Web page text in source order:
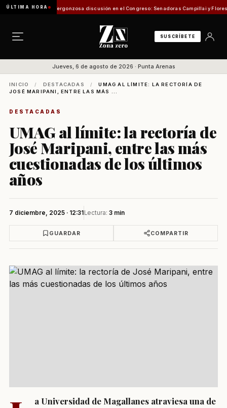
ÚLTIMA HORA
de Pesca Vergonzosa discusión en el Congreso: Senadoras Campillai y Flores se
SUSCRÍBETE
Jueves, 6 de agosto de 2026 · Punta Arenas
INICIO / DESTACADAS /
UMAG AL LÍMITE: LA RECTORÍA DE
JOSÉ MARIPANI, ENTRE LAS MÁS ...
DESTACADAS
UMAG al límite: la rectoría de
José Maripani, entre las más
cuestionadas de los últimos
años
7 diciembre, 2025 · 12:31Lectura: 3 min
GUARDAR COMPARTIR
a Universidad de Magallanes atraviesa una de